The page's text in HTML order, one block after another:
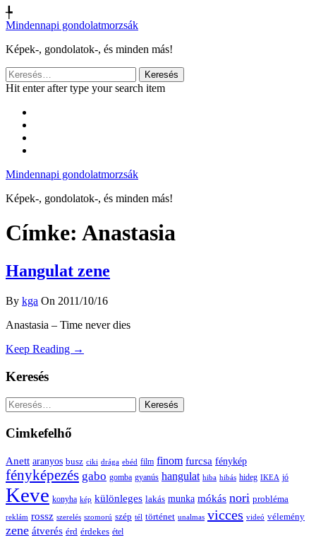
╄
Mindennapi gondolatmorzsák
Képek-, gondolatok-, és minden más!
Keresés:
Hit enter after type your search item
Mindennapi gondolatmorzsák
Képek-, gondolatok-, és minden más!
Címke: Anastasia
Hangulat zene
By kga On 2011/10/16
Anastasia – Time never dies
Keep Reading →
Keresés
Keresés:
Cimkefelhő
Anett aranyos busz ciki drága ebéd film finom furcsa fénykép
fényképezés gabo gomba gyanús hangulat hiba hibás hideg IKEA jó
Keve konyha kép különleges lakás munka mókás nori probléma
reklám rossz szerelés szomorú szép tél történet unalmas vicces videó vélemény
zene átverés érd érdekes étel